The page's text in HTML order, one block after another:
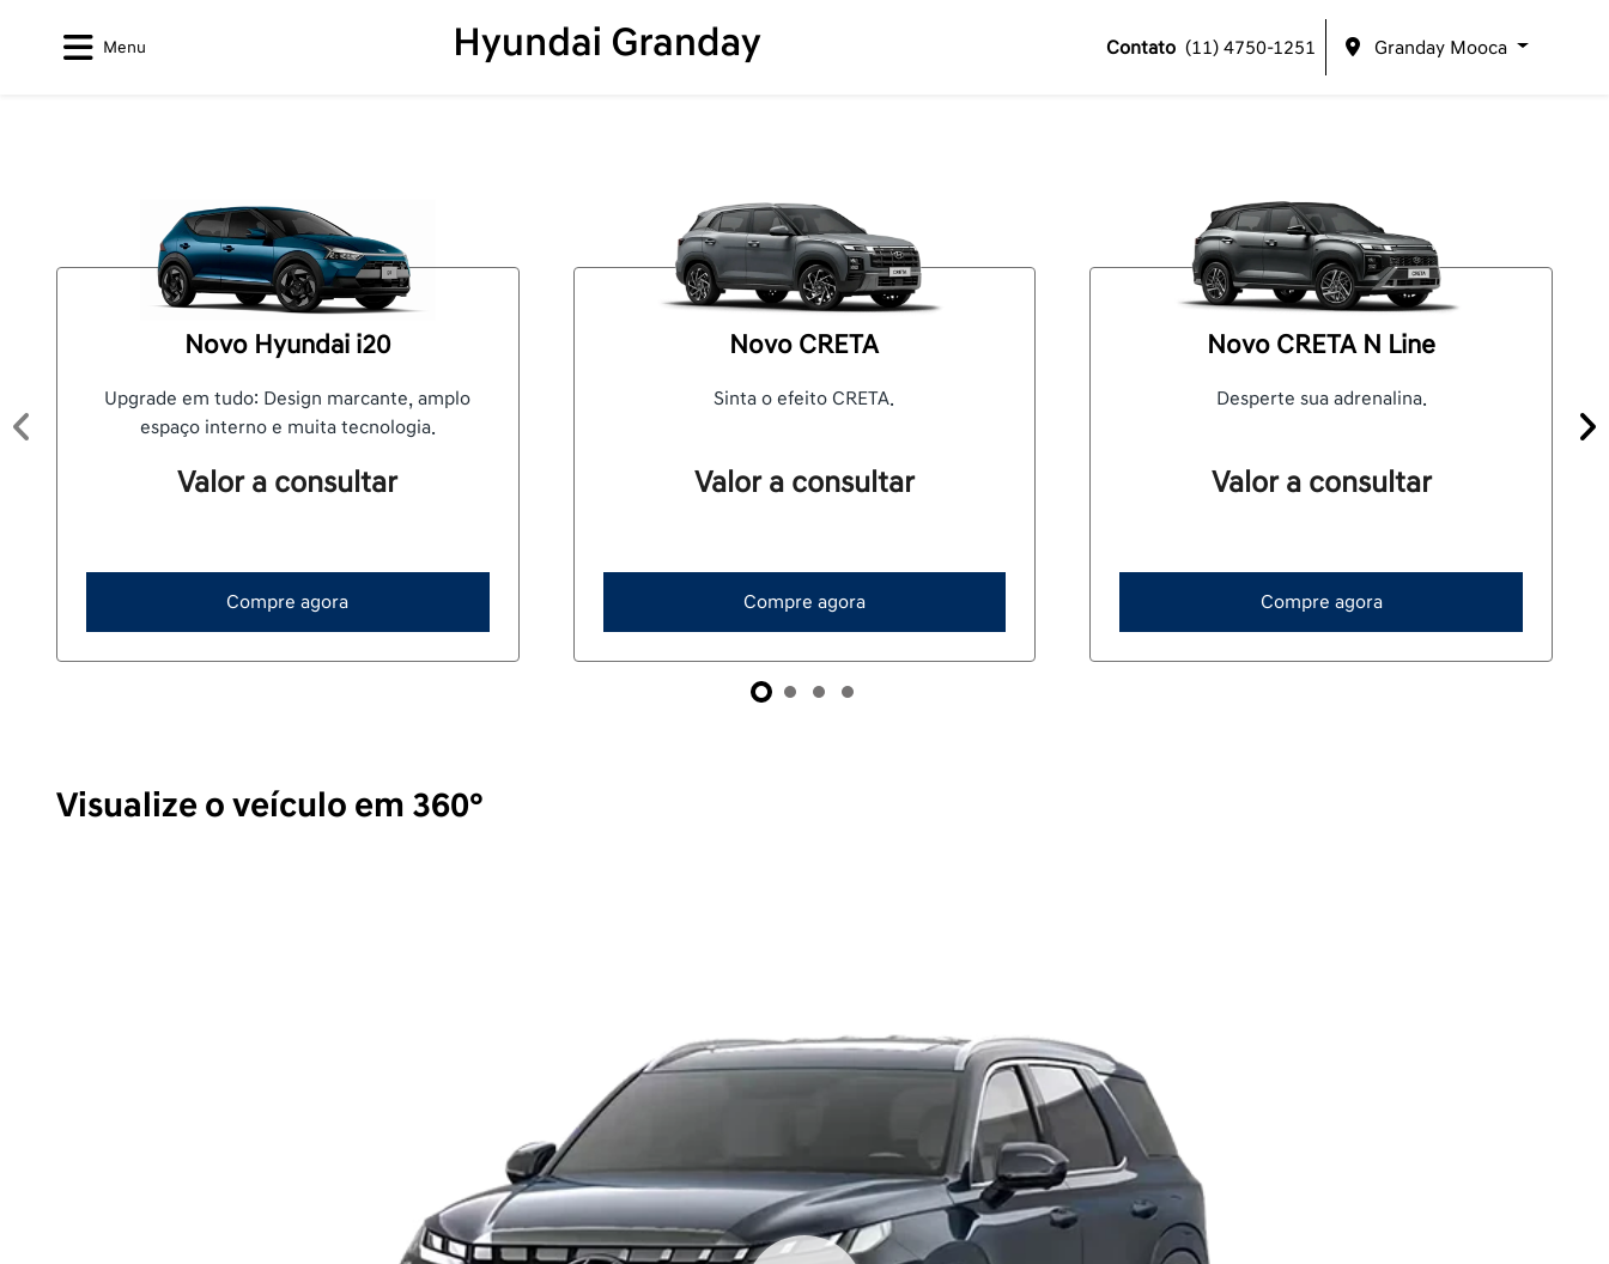
Menu Contato (11) 4750-1251 Granday Mooca
Novo Hyundai i20
Upgrade em tudo: Design marcante, amplo
espaço interno e muita tecnologia.
Valor a consultar
Compre agora
Novo CRETA
Sinta o efeito CRETA.
Valor a consultar
Compre agora
Novo CRETA N Line
Desperte sua adrenalina.
Valor a consultar
Compre agora
Anterior
Visualize o veículo em 360°